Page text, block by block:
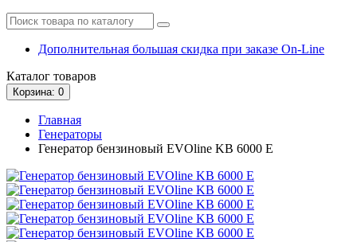
Дополнительная большая скидка при заказе On-Line
Каталог товаров
Корзина: 0
Главная
Генераторы
Генератор бензиновый EVOline KB 6000 E